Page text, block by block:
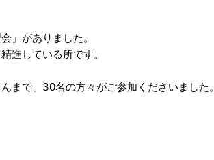
」がありました。
進している所です。
まで、30名の方々がご参加くださいました。